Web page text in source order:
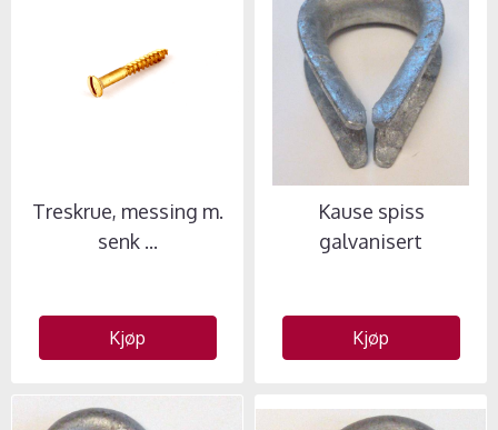
Treskrue, messing m.
senk ...
Kjøp
Kause spiss
galvanisert
Kjøp